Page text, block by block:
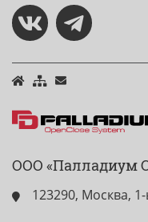
ООО «Палладиум
123290, Москва,